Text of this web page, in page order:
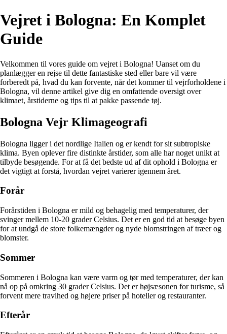
Vejret i Bologna: En Komplet
Guide
Velkommen til vores guide om vejret i Bologna! Uanset om du
planlægger en rejse til dette fantastiske sted eller bare vil være
forberedt på, hvad du kan forvente, når det kommer til vejrforholdene i
Bologna, vil denne artikel give dig en omfattende oversigt over
klimaet, årstiderne og tips til at pakke passende tøj.
Bologna Vejr Klimageografi
Bologna ligger i det nordlige Italien og er kendt for sit subtropiske
klima. Byen oplever fire distinkte årstider, som alle har noget unikt at
tilbyde besøgende. For at få det bedste ud af dit ophold i Bologna er
det vigtigt at forstå, hvordan vejret varierer igennem året.
Forår
Forårstiden i Bologna er mild og behagelig med temperaturer, der
svinger mellem 10-20 grader Celsius. Det er en god tid at besøge byen
for at undgå de store folkemængder og nyde blomstringen af træer og
blomster.
Sommer
Sommeren i Bologna kan være varm og tør med temperaturer, der kan
nå op på omkring 30 grader Celsius. Det er højsæsonen for turisme, så
forvent mere travlhed og højere priser på hoteller og restauranter.
Efterår